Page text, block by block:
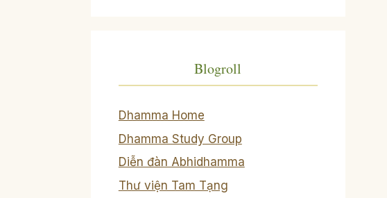
Blogroll
Dhamma Home
Dhamma Study Group
Diễn đàn Abhidhamma
Thư viện Tam Tạng